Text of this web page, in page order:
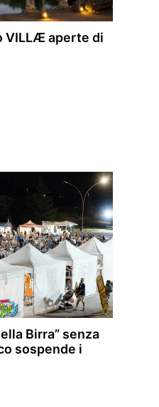
VILLÆ aperte di
Birra” senza
sospende i